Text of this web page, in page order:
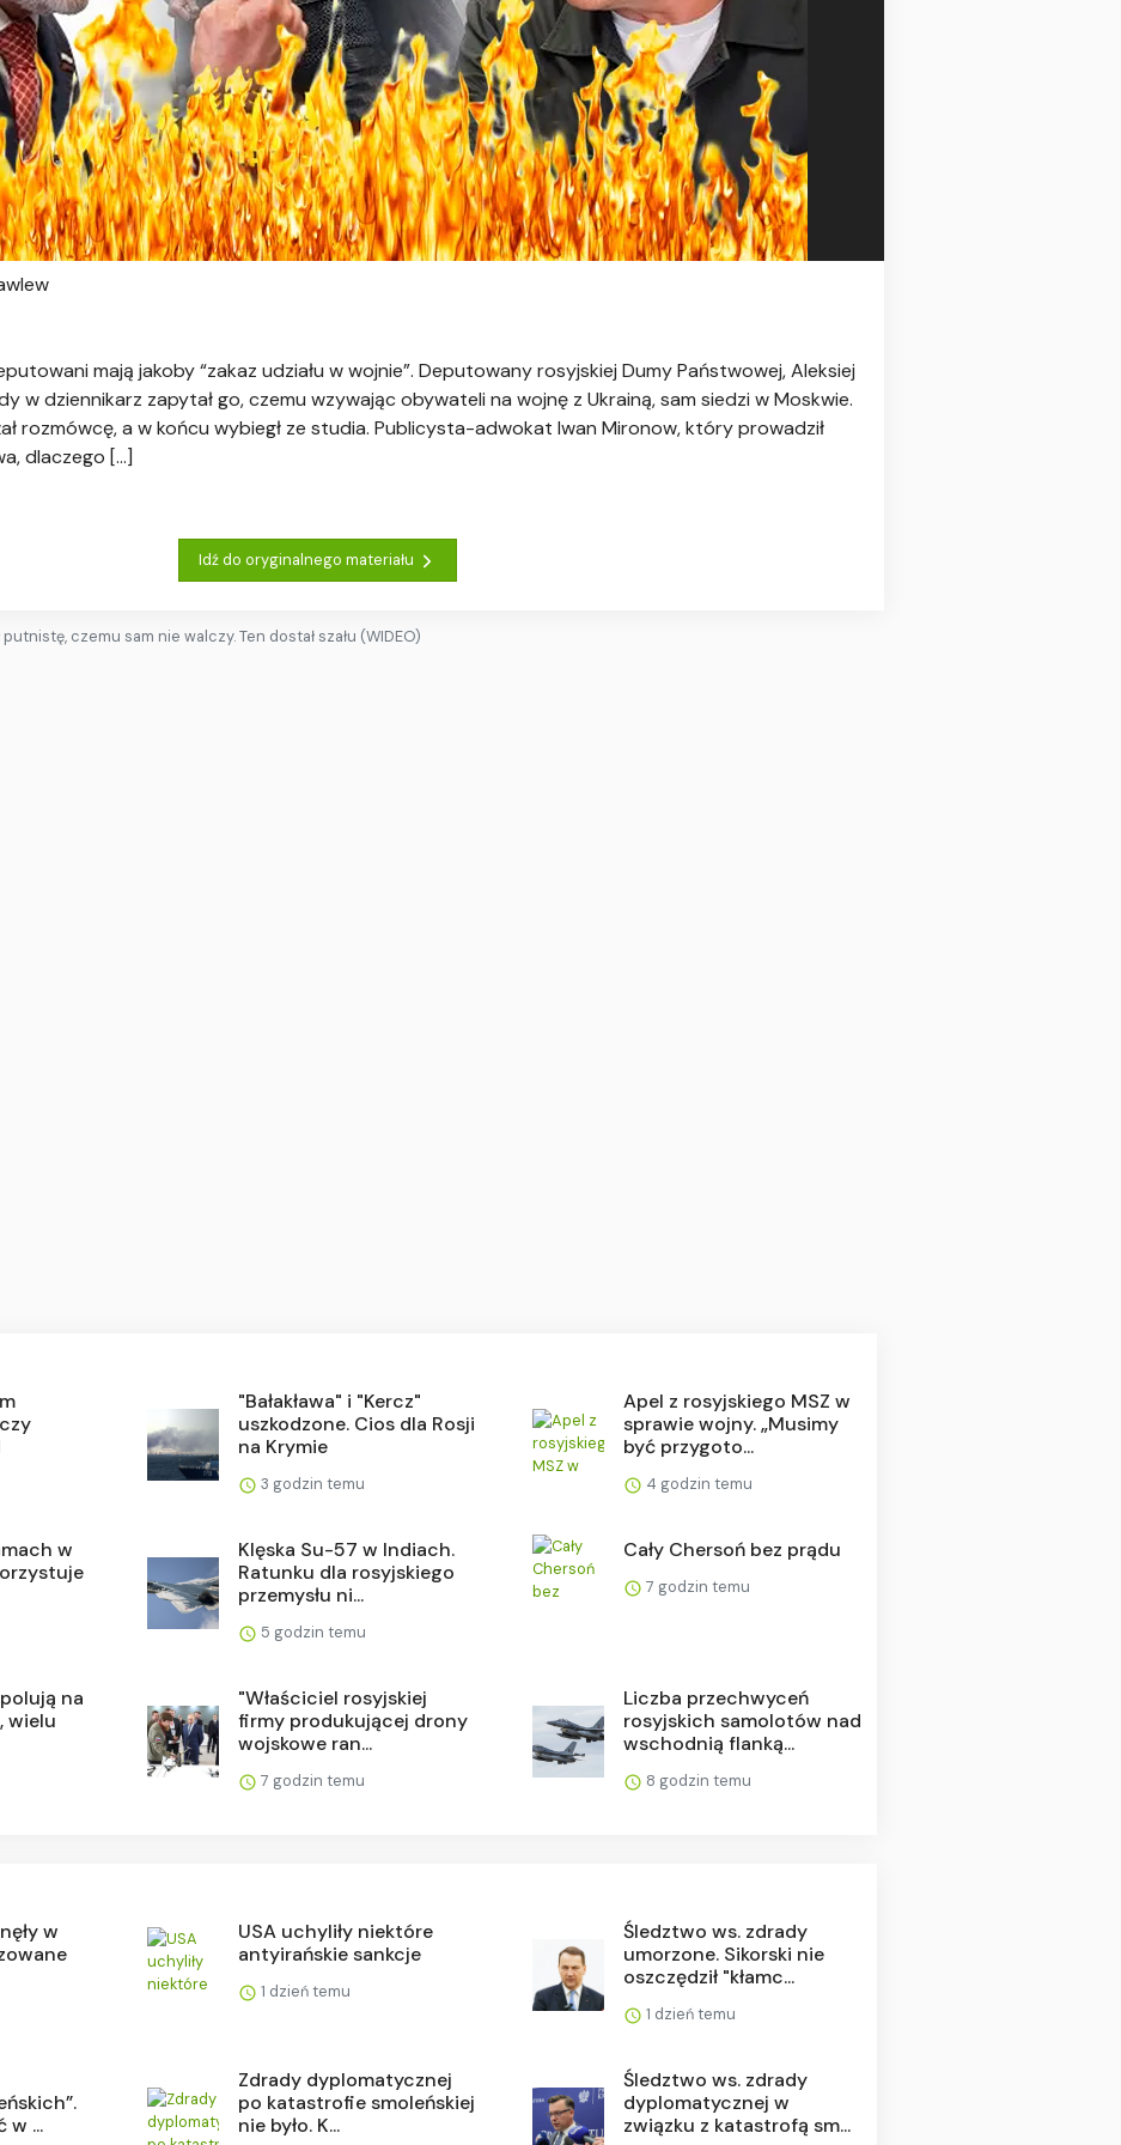
mają jakoby “zakaz udziału w wojnie”. Deputowany rosyjskiej Dumy Państwowej, Aleksiej
w dziennikarz zapytał go, czemu wzywając obywateli na wojnę z Ukrainą, sam siedzi w Moskwie.
rozmówcę, a w końcu wybiegł ze studia. Publicysta-adwokat Iwan Mironow, który prowadził
dlaczego […]
Idź do oryginalnego materiału
putnistę, czemu sam nie walczy. Ten dostał szału (WIDEO)
"Bałakława" i "Kercz"
uszkodzone. Cios dla Rosji
na Krymie
3 godzin temu
Apel z rosyjskiego MSZ w
sprawie wojny. „Musimy
być przygoto...
4 godzin temu
w
Klęska Su-57 w Indiach.
Ratunku dla rosyjskiego
przemysłu ni...
5 godzin temu
Cały Chersoń bez prądu
7 godzin temu
na
wielu
"Właściciel rosyjskiej
firmy produkującej drony
wojskowe ran...
7 godzin temu
Liczba przechwyceń
rosyjskich samolotów nad
wschodnią flanką...
8 godzin temu
w
USA uchyliły niektóre
antyirańskie sankcje
1 dzień temu
Śledztwo ws. zdrady
umorzone. Sikorski nie
oszczędził "kłamc...
1 dzień temu
w ...
Zdrady dyplomatycznej
po katastrofie smoleńskiej
nie było. K...
Śledztwo ws. zdrady
dyplomatycznej w
związku z katastrofą sm...